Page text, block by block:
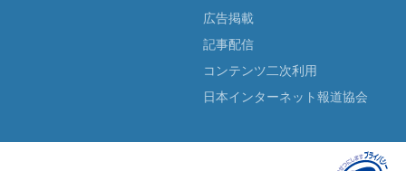
広告掲載
記事配信
コンテンツ二次利用
日本インターネット報道協会